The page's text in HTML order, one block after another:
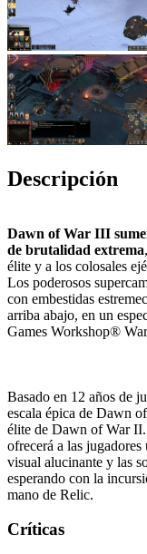
Descripción
Dawn of War III
de brutalidad extrema
élite y a los colosales
Los poderosos
con embestidas
arriba abajo, en un
Games Workshop®
Basado en 12 años de
escala épica de Dawn
élite de Dawn of War
ofrecerá a las
visual alucinante y las
esperando con la
mano de Relic.
Críticas